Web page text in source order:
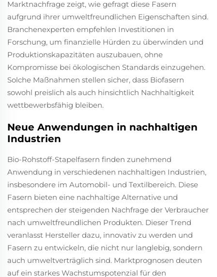
Marktnachfrage zeigt, wie gefragt diese Fasern
aufgrund ihrer umweltfreundlichen Eigenschaften sind.
Branchenexperten empfehlen Investitionen in
Forschung, um finanzielle Hürden zu überwinden und
Produktionskapazitäten auszubauen, ohne
Kompromisse bei ökologischen Standards einzugehen.
Solche Maßnahmen stellen sicher, dass Biofasern
sowohl preislich als auch hinsichtlich Nachhaltigkeit
wettbewerbsfähig bleiben.
Neue Anwendungen in nachhaltigen
Industrien
Bio-Rohstoff-Stapelfasern finden zunehmend
Anwendung in verschiedenen nachhaltigen Industrien,
insbesondere im Automobil- und Textilbereich. Diese
Fasern bieten eine nachhaltige Alternative und
entsprechen der steigenden Nachfrage der Verbraucher
nach umweltfreundlichen Produkten. Dieser Trend
veranlasst Hersteller dazu, innovativ zu werden und
Fasern zu entwickeln, die nicht nur langlebig, sondern
auch umweltverträglich sind. Marktprognosen deuten
auf ein starkes Wachstumspotenzial für den